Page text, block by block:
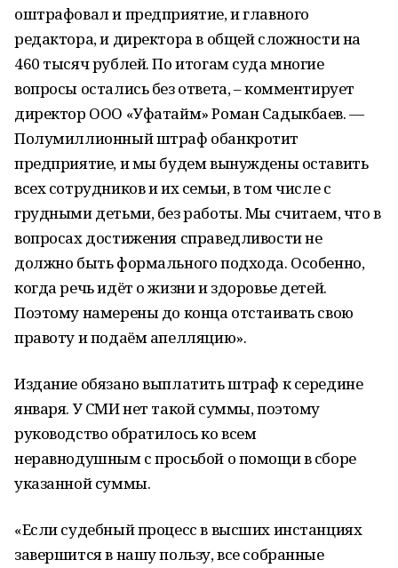
оштрафовал и предприятие, и главного
редактора, и директора в общей сложности на
460 тысяч рублей. По итогам суда многие
вопросы остались без ответа, – комментирует
директор ООО «Уфатайм» Роман Садыкбаев. —
Полумиллионный штраф обанкротит
предприятие, и мы будем вынуждены оставить
всех сотрудников и их семьи, в том числе с
грудными детьми, без работы. Мы считаем, что в
вопросах достижения справедливости не
должно быть формального подхода. Особенно,
когда речь идёт о жизни и здоровье детей.
Поэтому намерены до конца отстаивать свою
правоту и подаём апелляцию».
Издание обязано выплатить штраф к середине
января. У СМИ нет такой суммы, поэтому
руководство обратилось ко всем
неравнодушным с просьбой о помощи в сборе
указанной суммы.
«Если судебный процесс в высших инстанциях
завершится в нашу пользу, все собранные